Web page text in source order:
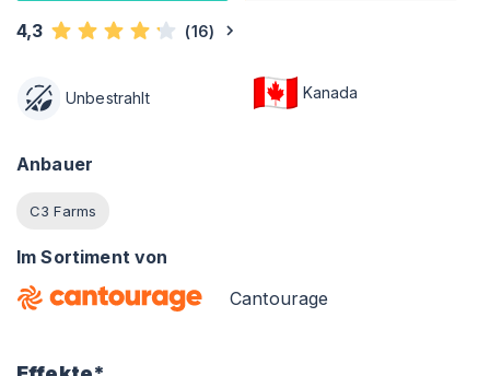
4,3 (16)
Unbestrahlt Kanada
Anbauer
C3 Farms
Im Sortiment von
Cantourage